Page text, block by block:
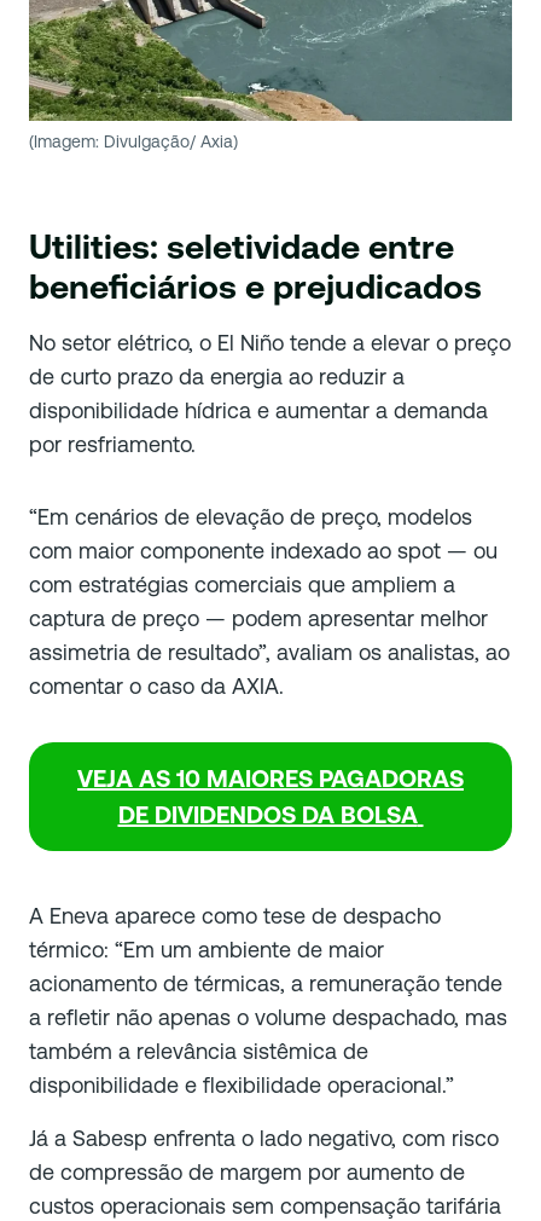
(Imagem: Divulgação/ Axia)
Utilities: seletividade entre
beneficiários e prejudicados
No setor elétrico, o El Niño tende a elevar o preço
de curto prazo da energia ao reduzir a
disponibilidade hídrica e aumentar a demanda
por resfriamento.
“Em cenários de elevação de preço, modelos
com maior componente indexado ao spot — ou
com estratégias comerciais que ampliem a
captura de preço — podem apresentar melhor
assimetria de resultado”, avaliam os analistas, ao
comentar o caso da AXIA.
VEJA AS 10 MAIORES PAGADORAS
DE DIVIDENDOS DA BOLSA
A Eneva aparece como tese de despacho
térmico: “Em um ambiente de maior
acionamento de térmicas, a remuneração tende
a refletir não apenas o volume despachado, mas
também a relevância sistêmica de
disponibilidade e flexibilidade operacional.”
Já a Sabesp enfrenta o lado negativo, com risco
de compressão de margem por aumento de
custos operacionais sem compensação tarifária